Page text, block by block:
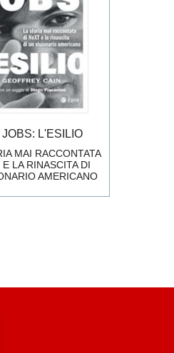
L'ESILIO
MAI RACCONTATA
LA RINASCITA DI
AMERICANO